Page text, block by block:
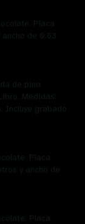
Placa
de 0.63
de pino
Medidas:
Incluye grabado
Placa
y ancho de
Placa